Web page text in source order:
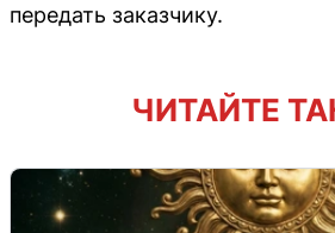
передать заказчику.
ЧИТАЙТЕ